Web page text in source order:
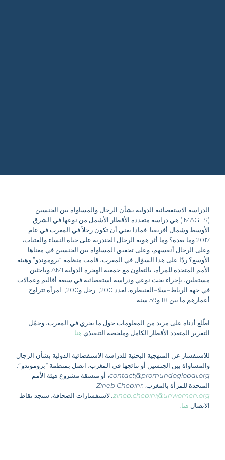
الدراسة الاستقصائية الدولية بشأن الرجال والمساواة بين الجنسين
(IMAGES)
هي دراسة متعددة الأقطار الأشمل من نوعها في الشرق
الأوسط وشمال أفريقيا فماذا يعني أن تكون رجلاًفي المغربفي عام
2017وما بعده؟ وما أثر هوية الرجال الجندرية على حياة النساء والفتيات،
وعلى الرجال أنفسهم، وعلى تحقيق المساواة بين الجنسين في معناها
الأوسع؟ ردًا على هذا السؤال في المغرب، قامت منظمة “بروموندو”وهيئة
الأمم المتحدة للمرأة، بالتعاون مع جمعية الهجرة الدولية
وباحثين
مستقلين، بإجراء بحث نوعي ودراسة استقصائية في سبعة أقاليم وعمالات
في جهة الرباط–سلا–القنيطرة، لعدد رجل و1,200 امرأة تتراوح
أعمارهم ما بين و59 سنة
اطّلع أدناه على مزيد من المعلومات حول ما يجري في المغرب، وحمّل
التقرير المتعدد الأقطار الكامل وملخصه التنفيذي هنا
للاستفسار عن المنهجية البحثية للدراسة الاستقصائية الدولية بشأن الرجال
والمساواة بين الجنسين أو نتائجها في المغرب، اتصل بمنظمة “بروموندو“:
contact@promundoglobal.org، أو منسقة مشروع هيئة الأمم
المتحدة للمرأة بالمغرب
zineb.chebihi@unwomen.org لاستفسارات الصحافة، ستجد نقاط
الاتصال هنا